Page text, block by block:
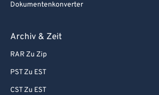
Dokumentenkonverter
Archiv & Zeit
RAR Zu Zip
PST Zu EST
CST Zu EST